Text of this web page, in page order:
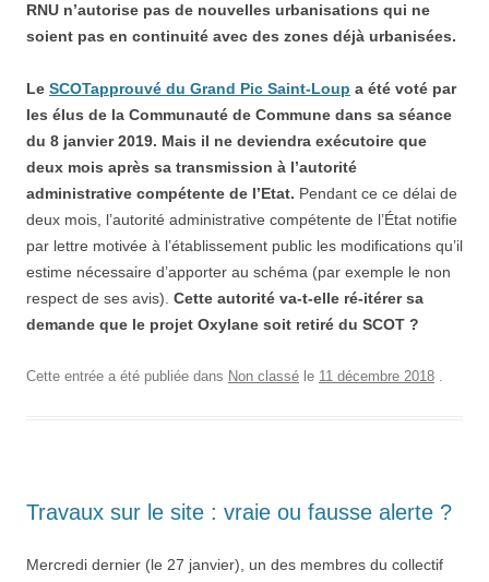
RNU n’autorise pas de nouvelles urbanisations qui ne
soient pas en continuité avec des zones déjà urbanisées.
Le SCOTapprouvé du Grand Pic Saint-Loup a été voté par
les élus de la Communauté de Commune dans sa séance
du 8 janvier 2019. Mais il ne deviendra exécutoire que
deux mois après sa transmission à l’autorité
administrative compétente de l’Etat. Pendant ce ce délai de
deux mois, l’autorité administrative compétente de l’État notifie
par lettre motivée à l’établissement public les modifications qu’il
estime nécessaire d’apporter au schéma (par exemple le non
respect de ses avis). Cette autorité va-t-elle ré-itérer sa
demande que le projet Oxylane soit retiré du SCOT ?
Cette entrée a été publiée dans Non classé le 11 décembre 2018 .
Travaux sur le site : vraie ou fausse alerte ?
Mercredi dernier (le 27 janvier), un des membres du collectif